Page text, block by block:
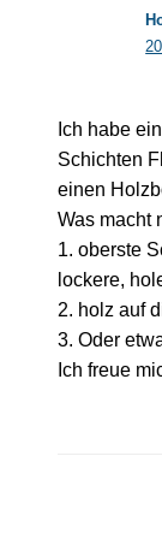
Ich habe
Schichten
einen
Was macht
1. oberste
lockere,
2. holz auf
3. Oder
Ich freue